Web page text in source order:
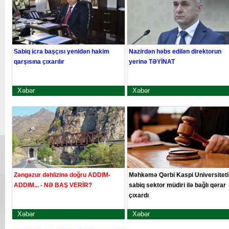
Sabiq icra başçısı yenidən hakim
qarşısına çıxarılır
Xəbər
Nazirdən həbs edilən direktorun
yerinə TƏYİNAT
Xəbər
Zəngəzur dəhlizinə doğru ADDIM-
ADDIM... - NƏ BAŞ VERİR?
Xəbər
Məhkəmə Qərbi Kaspi
sabiq sektor müdiri ilə bağlı qərar
çıxardı
Xəbər